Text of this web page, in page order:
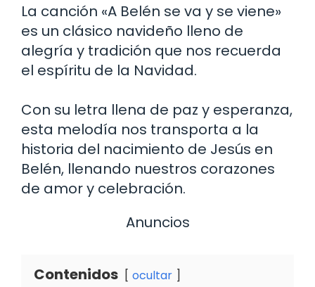
La canción «A Belén se va y se viene»
es un clásico navideño lleno de
alegría y tradición que nos recuerda
el espíritu de la Navidad.
Con su letra llena de paz y esperanza,
esta melodía nos transporta a la
historia del nacimiento de Jesús en
Belén, llenando nuestros corazones
de amor y celebración.
Anuncios
Contenidos ocultar